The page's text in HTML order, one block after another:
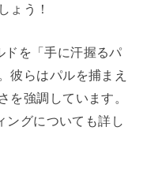
ょう！
を「手に汗握るパ
彼らはパルを捕まえ
を強調しています。
ングについても詳し